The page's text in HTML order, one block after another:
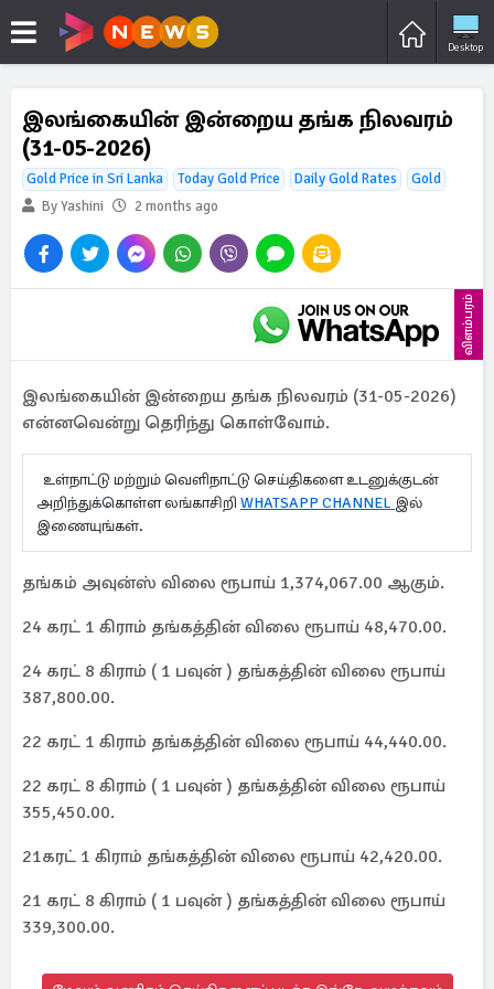
Desktop
இலங்கையின் இன்றைய தங்க நிலவரம்
(31-05-2026)
Gold Price in Sri Lanka Today Gold Price Daily Gold Rates
Gold
By Yashini
2 months ago
விளம்பரம்
இலங்கையின் இன்றைய தங்க நிலவரம் (31-05-2026)
என்னவென்று தெரிந்து கொள்வோம்.
உள்நாட்டு மற்றும் வெளிநாட்டு செய்திகளை உடனுக்குடன்
அறிந்துக்கொள்ள லங்காசிறி WHATSAPP CHANNEL இல்
இணையுங்கள்.
தங்கம் அவுன்ஸ் விலை ரூபாய் 1,374,067.00 ஆகும்.
24 கரட் 1 கிராம் தங்கத்தின் விலை ரூபாய் 48,470.00.
24 கரட் 8 கிராம் ( 1 பவுன் ) தங்கத்தின் விலை ரூபாய்
387,800.00.
22 கரட் 1 கிராம் தங்கத்தின் விலை ரூபாய் 44,440.00.
22 கரட் 8 கிராம் ( 1 பவுன் ) தங்கத்தின் விலை ரூபாய்
355,450.00.
21கரட் 1 கிராம் தங்கத்தின் விலை ரூபாய் 42,420.00.
21 கரட் 8 கிராம் ( 1 பவுன் ) தங்கத்தின் விலை ரூபாய்
339,300.00.